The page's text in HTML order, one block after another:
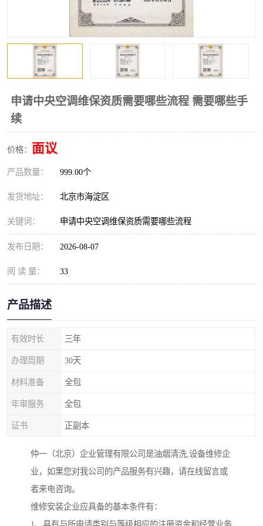
申请中央空调维保资质需要哪些流程 需要哪些手
续
价格： 面议
产品数量： 999.00个
发货地址： 北京市海淀区
关键词： 申请中央空调维保资质需要哪些流程
发布日期： 2026-08-07
阅 读 量： 33
产品描述
有效时长 三年
办理周期 30天
材料准备 全包
年审服务 全包
证书 正副本
仲一（北京）企业管理有限公司是油烟清洗,设备维修企
业，如果您对我公司的产品服务有兴趣，请在线留言或
者来电咨询。
维修安装企业应具备的基本条件有：